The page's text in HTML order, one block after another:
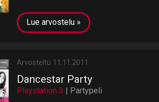
Lue arvostelu »
Arvosteltu 11.11.2011
Dancestar Party
Playstation 3 | Partypeli